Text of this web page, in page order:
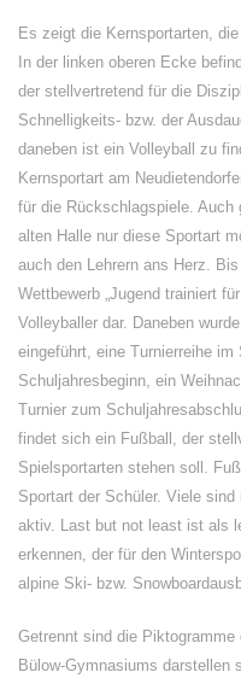
Es zeigt die Kernsportarten,
In der linken oberen Ecke
der stellvertretend für die
Schnelligkeits- bzw. der
daneben ist ein Volleyball zu
Kernsportart am
für die Rückschlagspiele.
alten Halle nur diese Sportart
auch den Lehrern ans Herz.
Wettbewerb „Jugend trainiert
Volleyballer dar. Daneben
eingeführt, eine Turnierreihe
Schuljahresbeginn, ein
Turnier zum
findet sich ein Fußball, der
Spielsportarten stehen soll.
Sportart der Schüler. Viele
aktiv. Last but not least ist als
erkennen, der für den
alpine Ski- bzw.
Getrennt sind die
Bülow-Gymnasiums darstellen